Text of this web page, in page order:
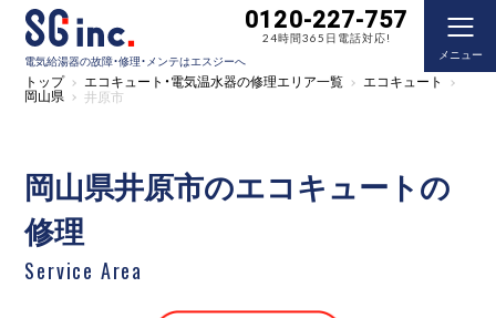
電気給湯器の故障・修理・メンテはエスジーへ
0120-227-757
24時間365日電話対応!
メニュー
トップ エコキュート・電気温水器の修理エリア一覧 エコキュート
岡山県 井原市
岡山県井原市のエコキュートの
修理
Service Area